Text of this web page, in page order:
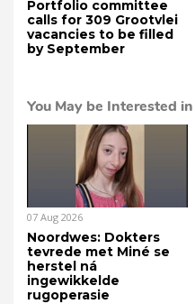
Portfolio committee
calls for 309 Grootvlei
vacancies to be filled
by September
You May be Interested in
07 Aug 2026
Noordwes: Dokters
tevrede met Miné se
herstel ná
ingewikkelde
rugoperasie